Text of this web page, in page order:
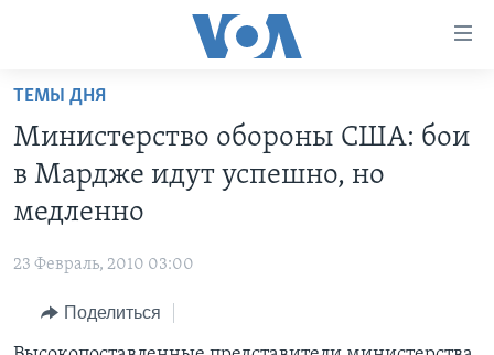
Перейти
основной
контент
Перейти
основной
навигации
Перейти
ИТОГИ
ПОЧЕМУ ЭТО ВАЖНО?
ПРОЕКТЫ
НАША АМЕРИКАНСКАЯ ИСТОРИЯ
А КАК В АМЕРИКЕ?
ИНТЕРВЬЮ
ФАКТЫ ПРОТИВ ФЕЙКОВ
ТЕМЫ ДНЯ
Министерство обороны США: бои
в Мардже идут успешно, но
медленно
23 Февраль, 2010 03:00
Поделиться